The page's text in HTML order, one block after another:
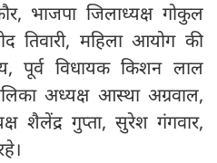
भाजपा जिलाध्यक्ष गोकुल
तिवारी, महिला आयोग की
पूर्व विधायक किशन लाल
अध्यक्ष आस्था अग्रवाल,
शैलेंद्र गुप्ता, सुरेश गंगवार,